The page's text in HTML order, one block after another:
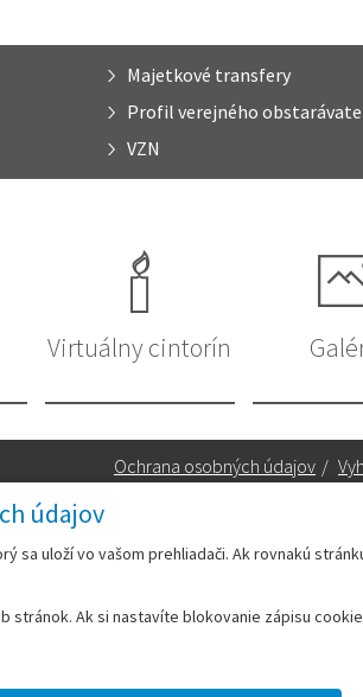
údajov
uloží vo vašom prehliadači. Ak rovnakú
Ak si nastavíte blokovanie zápisu
Majetkové transfery
Profil verejného
VZN
Virtuálny cintorín
Ochrana osobných údajov /
Email:mesto@leopoldov.sk